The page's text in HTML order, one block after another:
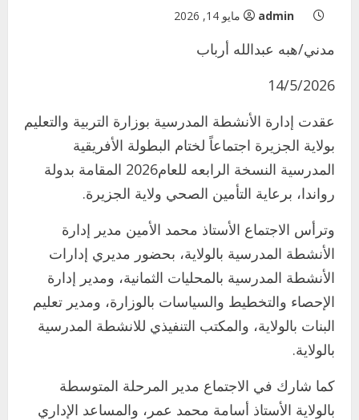
admin مايو 14, 2026
مدني/هبه عبدالله أرباب
14/5/2026
عقدت إدارة الأنشطة المدرسية بوزارة التربية والتعليم
بولاية الجزيرة اجتماعاً لختام البطولة الأفريقية
المدرسية النسخة الرابعه للعام2026 المقامة بدولة
رواندا، برعاية التأمين الصحي ولاية الجزيرة.
وترأس الاجتماع الأستاذ محمد الأمين مدير إدارة
الأنشطة المدرسية بالولاية، بحضور مديري إدارات
الأنشطة المدرسية بالمحليات الثمانية، ومدير إدارة
الإحصاء والتخطيط والسياسات بالوزارة، ومدير تعليم
البنات بالولاية، والمكتب التنفيذي للانشطة المدرسية
بالولاية.
كما شارك في الاجتماع مدير المرحلة المتوسطة
بالولاية الأستاذ أسامة محمد عمر، والمساعد الإداري